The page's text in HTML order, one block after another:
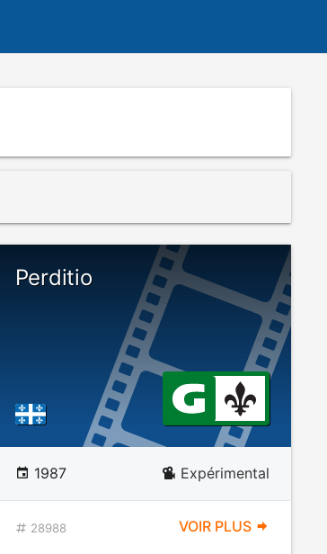
Perditio
1987 Expérimental
28988 VOIR PLUS